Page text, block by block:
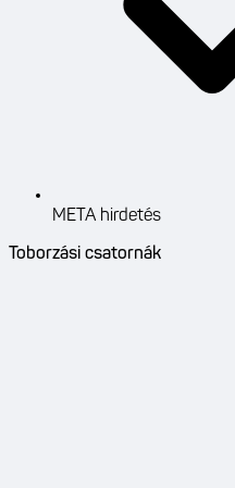
META hirdetés
Toborzási csatornák